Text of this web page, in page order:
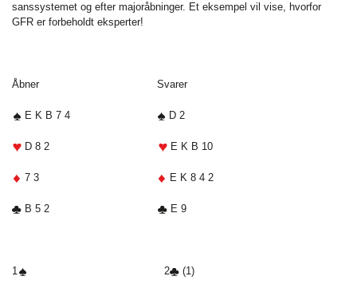
sanssystemet og efter majoråbninger. Et eksempel vil vise, hvorfor
GFR er forbeholdt eksperter!
Åbner Svarer
E K B 7 4 D 2
D 8 2 E K B 10
7 3 E K 8 4 2
B 5 2 E 9
1 2 (1)